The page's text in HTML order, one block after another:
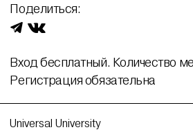
Поделиться:
Вход бесплатный. Количество
Регистрация обязательна
Universal University